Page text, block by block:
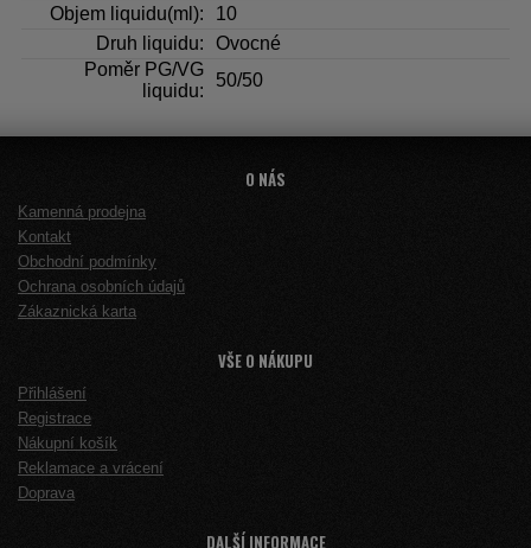
Objem liquidu(ml):
10
Druh liquidu:
Ovocné
Poměr PG/VG
liquidu:
50/50
O NÁS
Kamenná prodejna
Kontakt
Obchodní podmínky
Ochrana osobních údajů
Zákaznická karta
VŠE O NÁKUPU
Přihlášení
Registrace
Nákupní košík
Reklamace a vrácení
Doprava
DALŠÍ INFORMACE